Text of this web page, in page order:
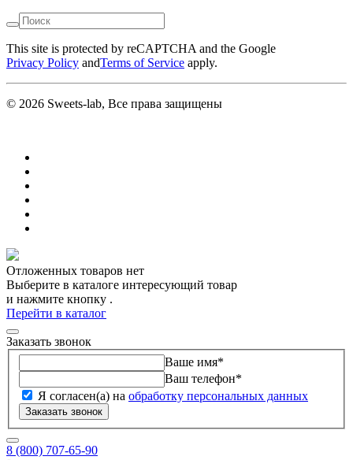
This site is protected by reCAPTCHA and the Google
Privacy Policy andTerms of Service apply.
© 2026 Sweets-lab, Все права защищены
Отложенных товаров нет
Выберите в каталоге интересующий товар
и нажмите кнопку .
Перейти в каталог
Заказать звонок
Ваше имя*
Ваш телефон*
Я согласен(а) на обработку персональных данных
Заказать звонок
8 (800) 707-65-90